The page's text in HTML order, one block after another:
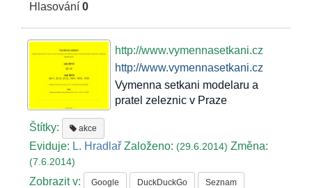
Hlasování0
http://www.vymennasetkani.cz
http://www.vymennasetkani.cz
Vymenna setkani modelaru a
pratel zeleznic v Praze
Štítky: akce
Eviduje: L. Hradlař Založeno:(29.6.2014)Změna:
(7.6.2014)
Zobrazit v: Google DuckDuckGo Seznam